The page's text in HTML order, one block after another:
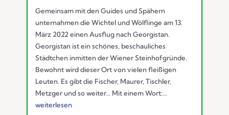
Gemeinsam mit den Guides und Spähern
unternahmen die Wichtel und Wölflinge am 13.
März 2022 einen Ausflug nach Georgistan.
Georgistan ist ein schönes, beschauliches
Städtchen inmitten der Wiener Steinhofgründe.
Bewohnt wird dieser Ort von vielen fleißigen
Leuten. Es gibt die Fischer, Maurer, Tischler,
Metzger und so weiter... Mit einem Wort:...
weiterlesen